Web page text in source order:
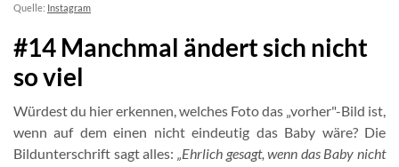
Quelle: Instagram
#14 Manchmal ändert sich nicht
so viel
Würdest du hier erkennen, welches Foto das „vorher"-Bild ist,
wenn auf dem einen nicht eindeutig das Baby wäre? Die
Bildunterschrift sagt alles: „Ehrlich gesagt, wenn das Baby nicht